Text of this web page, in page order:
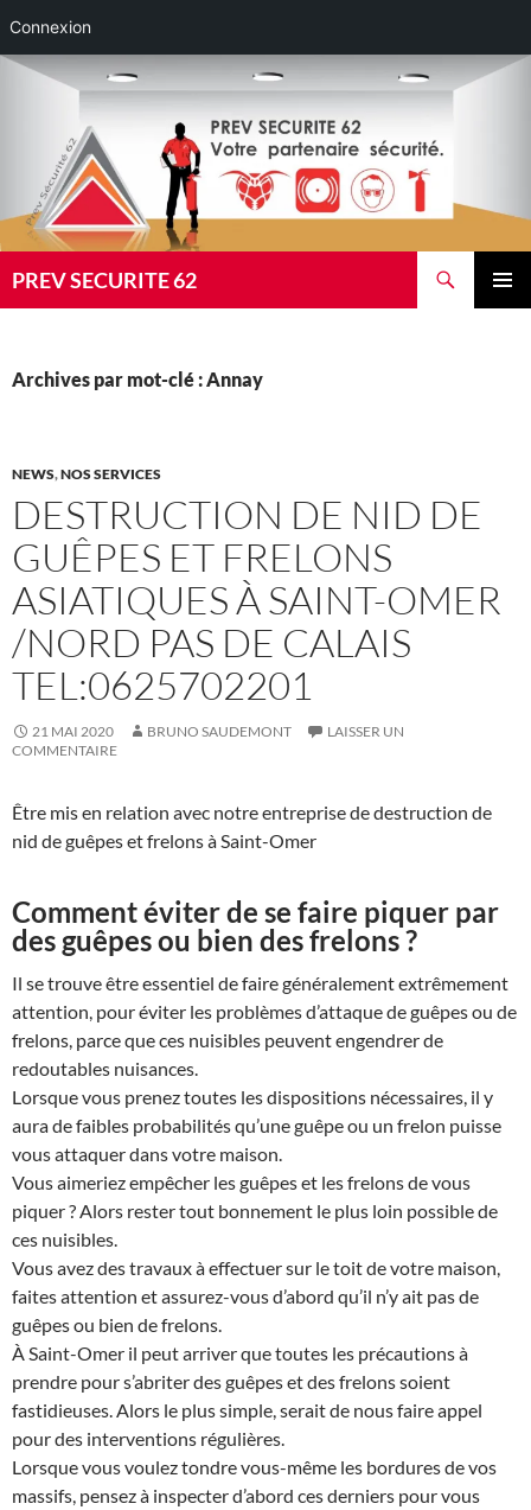
Connexion
Aller
PREV SECURITE 62
Archives par mot-clé : Annay
NEWS,NOS SERVICES
DESTRUCTION DE NID DE
GUÊPES ET FRELONS
ASIATIQUES À SAINT-OMER
/NORD PAS DE CALAIS
TEL:0625702201
21 MAI 2020 BRUNO SAUDEMONT
LAISSER UN
COMMENTAIRE
Être mis en relation avec notre entreprise de destruction de
nid de guêpes et frelons à Saint-Omer
Comment éviter de se faire piquer par
des guêpes ou bien des frelons ?
Il se trouve être essentiel de faire généralement extrêmement
attention, pour éviter les problèmes d’attaque de guêpes ou de
frelons, parce que ces nuisibles peuvent engendrer de
redoutables nuisances.
Lorsque vous prenez toutes les dispositions nécessaires, il y
aura de faibles probabilités qu’une guêpe ou un frelon puisse
vous attaquer dans votre maison.
Vous aimeriez empêcher les guêpes et les frelons de vous
piquer ? Alors rester tout bonnement le plus loin possible de
ces nuisibles.
Vous avez des travaux à effectuer sur le toit de votre maison,
faites attention et assurez-vous d’abord qu’il n’y ait pas de
guêpes ou bien de frelons.
À Saint-Omer il peut arriver que toutes les précautions à
prendre pour s’abriter des guêpes et des frelons soient
fastidieuses. Alors le plus simple, serait de nous faire appel
pour des interventions régulières.
Lorsque vous voulez tondre vous-même les bordures de vos
massifs, pensez à inspecter d’abord ces derniers pour vous